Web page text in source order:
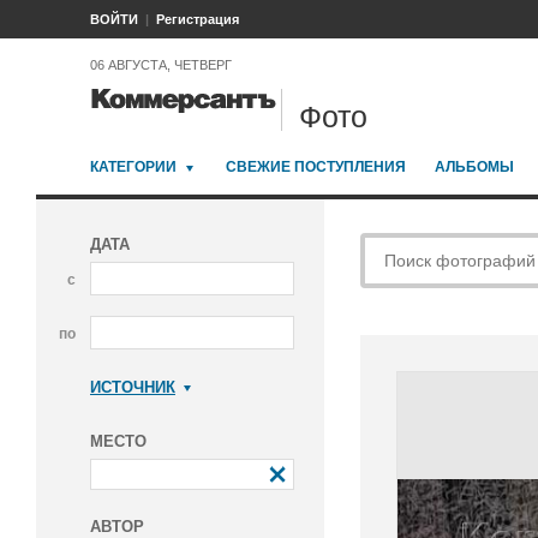
ВОЙТИ Регистрация
06 АВГУСТА, ЧЕТВЕРГ
Фото
КАТЕГОРИИ СВЕЖИЕ ПОСТУПЛЕНИЯ АЛЬБОМЫ
ДАТА
с
по
ИСТОЧНИК
МЕСТО
АВТОР